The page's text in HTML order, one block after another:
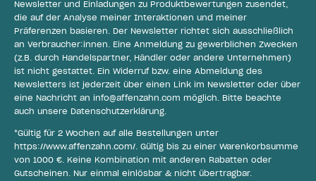
Newsletter und Einladungen zu Produktbewertungen zusendet,
die auf der Analyse meiner Interaktionen und meiner
Präferenzen basieren. Der Newsletter richtet sich ausschließlich
an Verbraucher:innen. Eine Anmeldung zu gewerblichen Zwecken
(z.B. durch Handelspartner, Händler oder andere Unternehmen)
ist nicht gestattet. Ein Widerruf bzw. eine Abmeldung des
Newsletters ist jederzeit über einen Link im Newsletter oder über
eine Nachricht an info@affenzahn.com möglich. Bitte beachte
auch unsere Datenschutzerklärung.
*Gültig für 2 Wochen auf alle Bestellungen unter
https://www.affenzahn.com/. Gültig bis zu einer Warenkorbsumme
von 1000 €. Keine Kombination mit anderen Rabatten oder
Gutscheinen. Nur einmal einlösbar & nicht übertragbar.